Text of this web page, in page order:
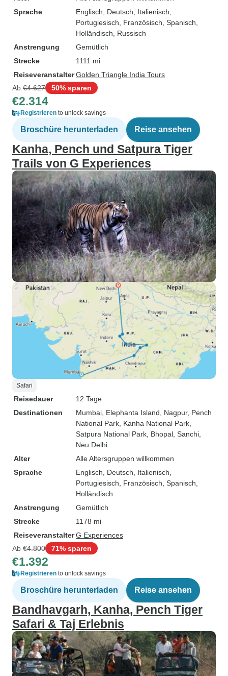
Sprache
Englisch, Deutsch, Italienisch,
Portugiesisch, Französisch, Spanisch,
Holländisch, Russisch
Anstrengung
Gemütlich
Strecke
1111 mi
ReiseveranstalterGolden Triangle India Tours
Ab €4.627 50% sparen
€2.314
Registrieren to unlock savings
Broschüre herunterladen Reise ansehen
Kanha, Pench und Satpura Tiger
Trails von G Experiences
Safari
Reisedauer
12 Tage
Destinationen
Mumbai , Elephanta Island , Nagpur, Pench
National Park , Kanha National Park
Satpura National Park , Bhopal , Sanchi
Neu Delhi
Alter
Alle Altersgruppen willkommen
Sprache
Englisch, Deutsch, Italienisch,
Portugiesisch, Französisch, Spanisch,
Holländisch
Anstrengung
Gemütlich
Strecke
1178 mi
ReiseveranstalterG Experiences
Ab €4.800 71% sparen
€1.392
Registrieren to unlock savings
Broschüre herunterladen Reise ansehen
Bandhavgarh, Kanha, Pench Tiger
Safari & Taj Erlebnis